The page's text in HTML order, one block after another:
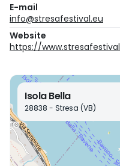
E-mail
info@stresafestival.eu
Website
https://
Isola Bella
28838 - Stresa (VB)